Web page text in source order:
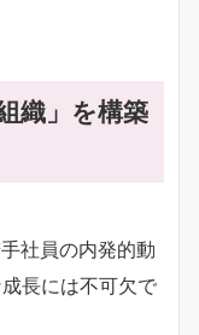
織」を構築
社員の内発的動
長には不可欠で